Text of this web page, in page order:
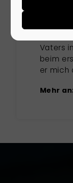
Ich
Vaters
beim
er mich
ersten
Mehr